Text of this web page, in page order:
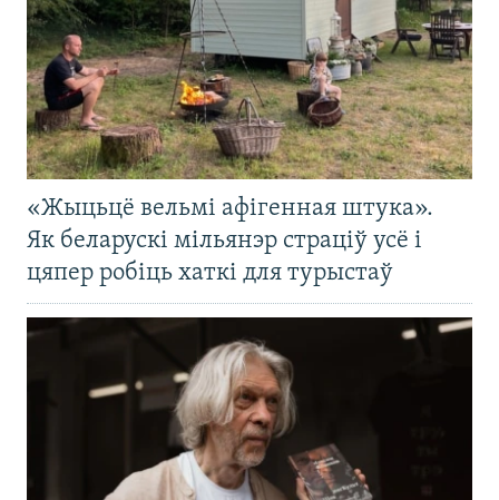
«Жыцьцё вельмі афігенная штука».
Як беларускі мільянэр страціў усё і
цяпер робіць хаткі для турыстаў